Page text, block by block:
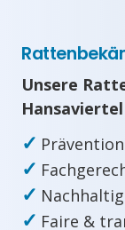
Unsere
✓ Prävention
✓
✓
✓ Faire &